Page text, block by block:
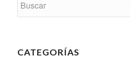
CATEGORÍAS